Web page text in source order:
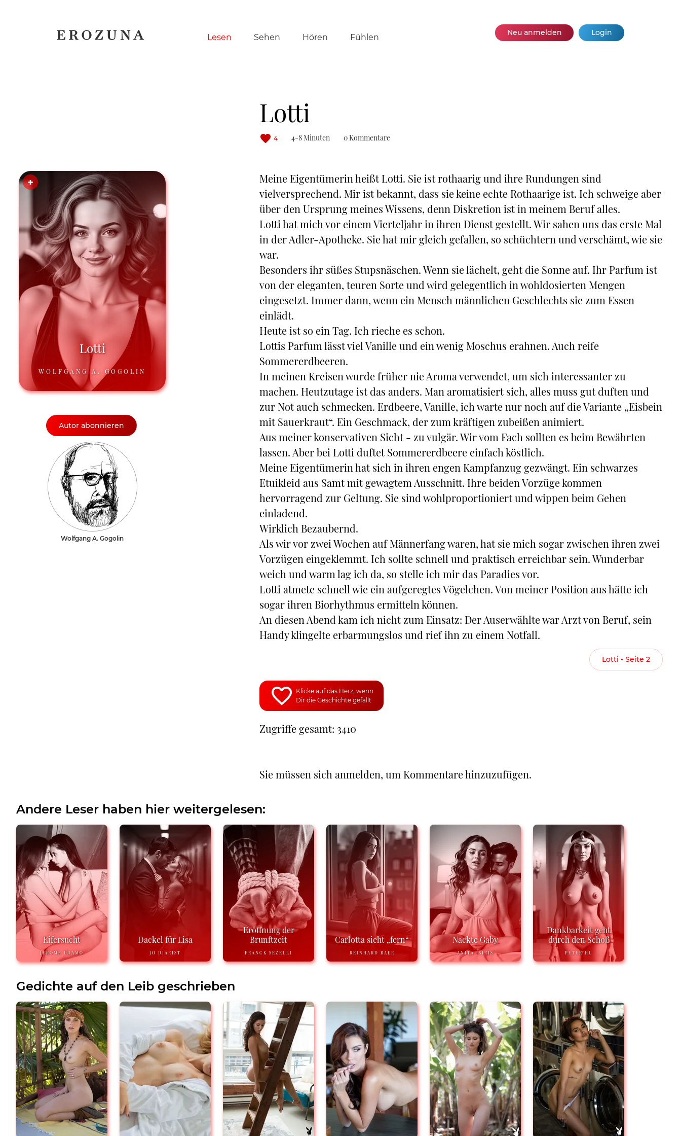
Navigation
Lesen Sehen Hören Fühlen Neu anmelden Login
Lotti
4 4-8 Minuten 0 Kommentare
Lotti
WOLFGANG A. GOGOLIN
Autor abonnieren
Wolfgang A. Gogolin
Meine Eigentümerin heißt Lotti. Sie ist rothaarig und ihre Rundungen sind
vielversprechend. Mir ist bekannt, dass sie keine echte Rothaarige ist. Ich schweige aber
über den Ursprung meines Wissens, denn Diskretion ist in meinem Beruf alles.
Lotti hat mich vor einem Vierteljahr in ihren Dienst gestellt. Wir sahen uns das erste Mal
in der Adler-Apotheke. Sie hat mir gleich gefallen, so schüchtern und verschämt, wie sie
war.
Besonders ihr süßes Stupsnäschen. Wenn sie lächelt, geht die Sonne auf. Ihr Parfum ist
von der eleganten, teuren Sorte und wird gelegentlich in wohldosierten Mengen
eingesetzt. Immer dann, wenn ein Mensch männlichen Geschlechts sie zum Essen
einlädt.
Heute ist so ein Tag. Ich rieche es schon.
Lottis Parfum lässt viel Vanille und ein wenig Moschus erahnen. Auch reife
Sommererdbeeren.
In meinen Kreisen wurde früher nie Aroma verwendet, um sich interessanter zu
machen. Heutzutage ist das anders. Man aromatisiert sich, alles muss gut duften und
zur Not auch schmecken. Erdbeere, Vanille, ich warte nur noch auf die Variante „Eisbein
mit Sauerkraut“. Ein Geschmack, der zum kräftigen zubeißen animiert.
Aus meiner konservativen Sicht - zu vulgär. Wir vom Fach sollten es beim Bewährten
lassen. Aber bei Lotti duftet Sommererdbeere einfach köstlich.
Meine Eigentümerin hat sich in ihren engen Kampfanzug gezwängt. Ein schwarzes
Etuikleid aus Samt mit gewagtem Ausschnitt. Ihre beiden Vorzüge kommen
hervorragend zur Geltung. Sie sind wohlproportioniert und wippen beim Gehen
einladend.
Wirklich Bezaubernd.
Als wir vor zwei Wochen auf Männerfang waren, hat sie mich sogar zwischen ihren zwei
Vorzügen eingeklemmt. Ich sollte schnell und praktisch erreichbar sein. Wunderbar
weich und warm lag ich da, so stelle ich mir das Paradies vor.
Lotti atmete schnell wie ein aufgeregtes Vögelchen. Von meiner Position aus hätte ich
sogar ihren Biorhythmus ermitteln können.
An diesen Abend kam ich nicht zum Einsatz: Der Auserwählte war Arzt von Beruf, sein
Handy klingelte erbarmungslos und rief ihn zu einem Notfall.
Lotti - Seite 2
Klicke auf das Herz, wenn
Dir die Geschichte gefällt
Zugriffe gesamt: 3410
Sie müssen sich anmelden, um Kommentare hinzuzufügen.
Andere Leser haben hier weitergelesen:
Eifersucht
JEROME UDAMO
Dackel für Lisa
JO DIARIST
Eröffnung der
Brunftzeit
FRANCK SEZELLI
Carlotta sieht „fern“
REINHARD BAER
Nackte Gaby
ANITA ISIRIS
Dankbarkeit geht
durch den Schoß
PETER HU
Gedichte auf den Leib geschrieben